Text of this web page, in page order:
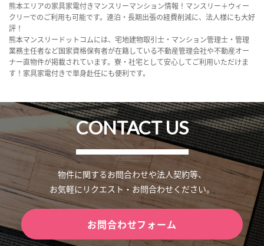
熊本エリアの家具家電付きマンスリーマンション情報！マンスリー＋ウィー
クリーでのご利用も可能です。連泊・長期出張の経費削減に、法人様にも大好
評！
熊本マンスリードットコムには、宅地建物取引士・マンション管理士・管理
業務主任者など国家資格保有者が在籍している不動産管理会社や不動産オー
ナー直物件が掲載されています。寮・社宅として安心してご利用いただけま
す！家具家電付きで単身赴任にも便利です。
CONTACT US
物件に関するお問合わせや法人契約等、
お気軽にリクエスト・お問合わせください。
お問合わせフォーム